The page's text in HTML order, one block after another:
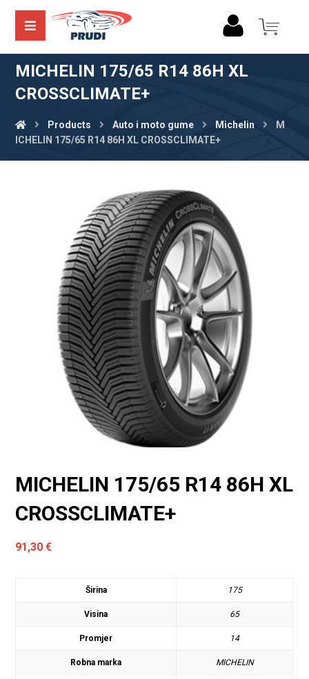
MICHELIN 175/65 R14 86H XL
CROSSCLIMATE+
Products Auto i moto gume Michelin
M
ICHELIN 175/65 R14 86H XL CROSSCLIMATE+
MICHELIN 175/65 R14 86H XL
CROSSCLIMATE+
91,30€
Širina 175
Visina 65
Promjer 14
Robna marka MICHELIN